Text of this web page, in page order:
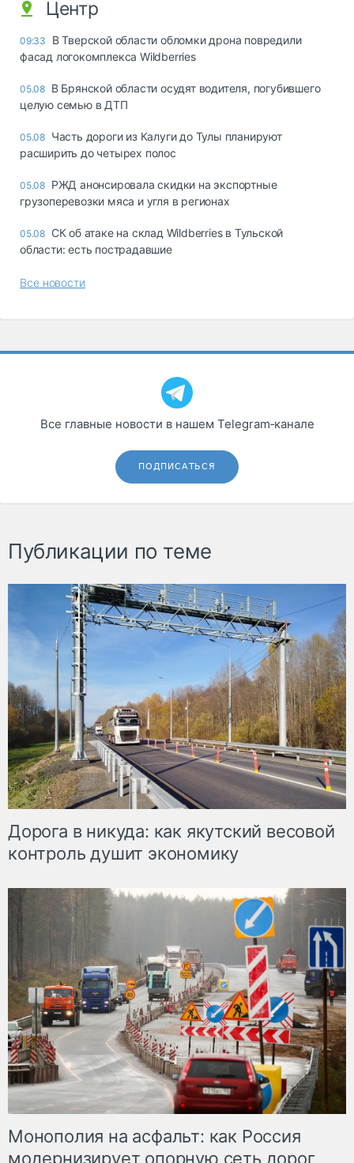
Центр
09:33
В Тверской области обломки дрона повредили
фасад логокомплекса Wildberries
05.08 В Брянской области осудят водителя, погубившего
целую семью в ДТП
05.08 Часть дороги из Калуги до Тулы планируют
расширить до четырех полос
05.08 РЖД анонсировала скидки на экспортные
грузоперевозки мяса и угля в регионах
05.08 СК об атаке на склад Wildberries в Тульской
области: есть пострадавшие
Все новости
Все главные новости в нашем Telegram‑канале
ПОДПИСАТЬСЯ
Публикации по теме
Дорога в никуда: как якутский весовой
контроль душит экономику
Монополия на асфальт: как Россия
модернизирует опорную сеть дорог